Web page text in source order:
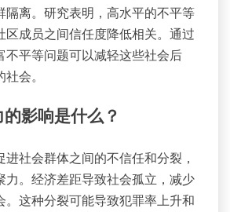
隔离。研究表明，高水平的不平等
区成员之间信任度降低相关。通过
不平等问题可以减轻这些社会后
会。
影响是什么？
进社会群体之间的不信任和分裂，
力。经济差距导致社会孤立，减少
。这种分裂可能导致犯罪率上升和